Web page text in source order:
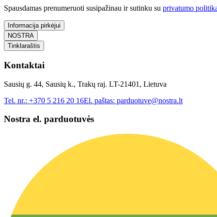
Spausdamas prenumeruoti susipažinau ir sutinku su privatumo
Informacija pirkėjui
NOSTRA
Tinklaraštis
Kontaktai
Sausių g. 44, Sausių k., Trakų raj. LT-21401, Lietuva
Tel. nr.: +370 5 216 20 16El. paštas: parduotuve@nostra.lt
Nostra el. parduotuvės